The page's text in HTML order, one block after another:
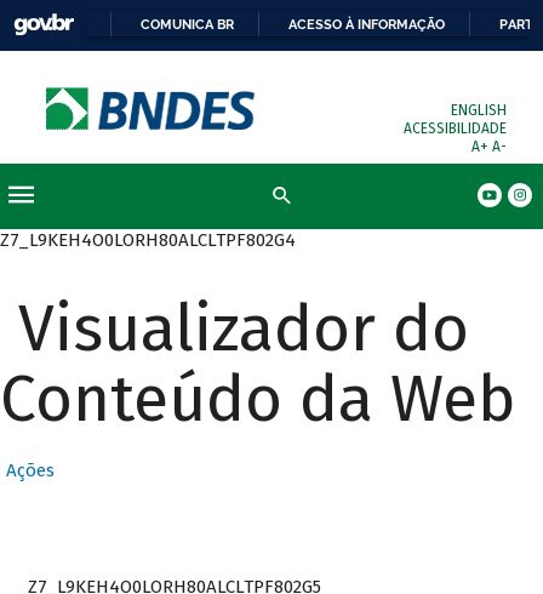
COMUNICA BR ACESSO À INFORMAÇÃO
ENGLISH
ACESSIBILIDADE
A+ A-
Z7_L9KEH4O0LORH80ALCLTPF802G4
Visualizador do
Conteúdo da Web
Ações
Z7_L9KEH4O0LORH80ALCLTPF802G5